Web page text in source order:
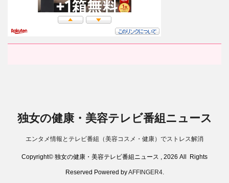
独女の健康・美容テレビ番組ニュース
エンタメ情報とテレビ番組（美容コスメ・健康）でストレス解消
Copyright© 独女の健康・美容テレビ番組ニュース , 2026 All Rights
Reserved Powered byAFFINGER4.